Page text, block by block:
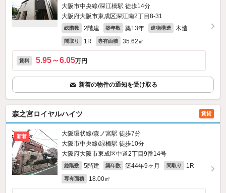
大阪市中央線/深江橋駅 徒歩14分
大阪府大阪市東成区深江南2丁目8-31
総階数 2階建 築年数 築13年 建物構造 木造
間取り 1R 専有面積 35.62㎡
賃料 5.95～6.05万円
新着の物件の通知を受け取る
森之宮ロイヤルハイツ 賃貸
新着
大阪環状線/森ノ宮駅 徒歩7分
大阪市中央線/緑橋駅 徒歩10分
大阪府大阪市東成区中道2丁目9番14号
総階数 5階建 築年数 築44年9ヶ月 間取り 1R
専有面積 18.00㎡